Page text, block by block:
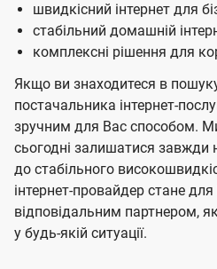
швидкісний інтернет для
стабільний домашній
комплексні рішення для
Якщо ви знаходитеся в
постачальника інтернет-
зручним для Вас способом.
сьогодні залишатися завжди
до стабільного
інтернет-провайдер стане
відповідальним партнером,
у будь-якій ситуації.